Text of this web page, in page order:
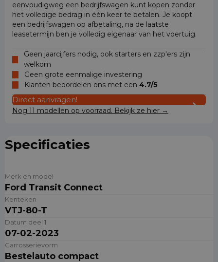
eenvoudigweg een bedrijfswagen kunt kopen zonder
het volledige bedrag in één keer te betalen. Je koopt
een bedrijfswagen op afbetaling, na de laatste
leasetermijn ben je volledig eigenaar van het voertuig.
Geen jaarcijfers nodig, ook starters en zzp'ers zijn
welkom
Geen grote eenmalige investering
Klanten beoordelen ons met een 4.7/5
Direct aanvragen!
Nog 11 modellen op voorraad. Bekijk ze hier →
Specificaties
Merk en model
Ford Transit Connect
Kenteken
VTJ-80-T
Datum deel 1
07-02-2023
Carrosserievorm
Bestelauto compact